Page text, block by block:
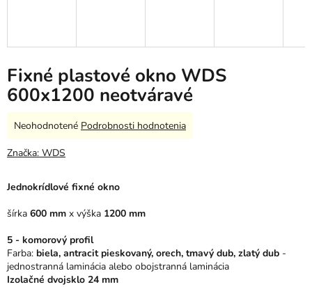
Fixné plastové okno WDS
600x1200 neotváravé
Jednokrídlové fixné okno
šírka 600 mm x výška 1200 mm
5 - komorový profil
Farba: biela, antracit pieskovaný, orech, tmavý dub, zlatý dub -
jednostranná laminácia alebo obojstranná laminácia
Izolačné dvojsklo 24 mm
Priemerné
produktu
z
hviezdičiek.
Neohodnotené Podrobnosti hodnotenia
Značka: WDS